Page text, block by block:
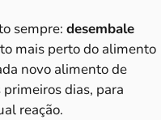
sempre: desembale
mais perto do alimento
novo alimento de
dias, para
reação.